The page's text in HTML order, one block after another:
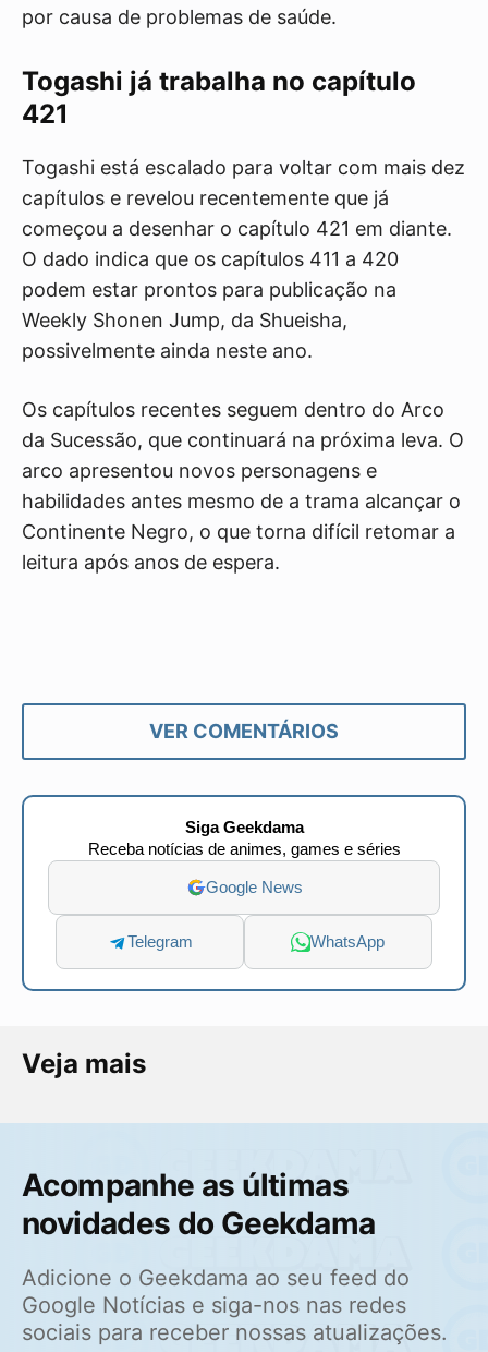
por causa de problemas de saúde.
Togashi já trabalha no capítulo
421
Togashi está escalado para voltar com mais dez
capítulos e revelou recentemente que já
começou a desenhar o capítulo 421 em diante.
O dado indica que os capítulos 411 a 420
podem estar prontos para publicação na
Weekly Shonen Jump, da Shueisha,
possivelmente ainda neste ano.
Os capítulos recentes seguem dentro do Arco
da Sucessão, que continuará na próxima leva. O
arco apresentou novos personagens e
habilidades antes mesmo de a trama alcançar o
Continente Negro, o que torna difícil retomar a
leitura após anos de espera.
VER COMENTÁRIOS
Siga Geekdama
Receba notícias de animes, games e séries
Google News
Telegram WhatsApp
Veja mais
Acompanhe as últimas
novidades do Geekdama
Adicione o Geekdama ao seu feed do
Google Notícias e siga-nos nas redes
sociais para receber nossas atualizações.